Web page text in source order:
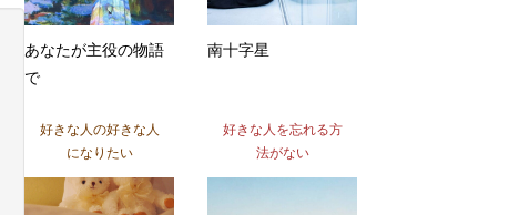
あなたが主役の物語
で
南十字星
好きな人の好きな人
になりたい
好きな人を忘れる方
法がない